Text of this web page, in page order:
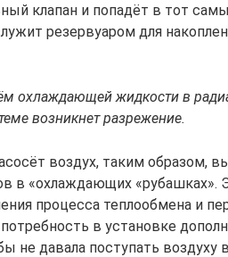
клапан и попадёт в тот
резервуаром для
охлаждающей жидкости в
возникнет разрежение.
воздух, таким образом,
в «охлаждающих «рубашках».
процесса теплообмена и
в установке
не давала поступать воздуху